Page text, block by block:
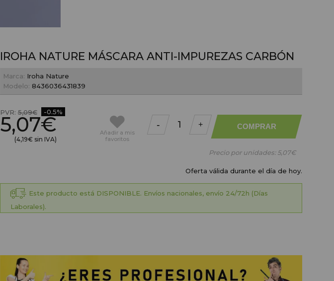
IROHA NATURE MÁSCARA ANTI-IMPUREZAS CARBÓN
Marca: Iroha Nature
Modelo: 8436036431839
PVR:5,09€ -0.5%
5,07€
(4,19€ sin IVA)
Añadira mis
favoritos
- + COMPRAR
Precio por unidades:5,07€
Oferta válida durante el día de hoy.
Este producto está DISPONIBLE. Envíos nacionales, envío 24/72h (Días
Laborales).